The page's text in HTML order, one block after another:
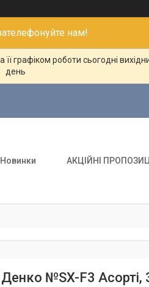
нам!
графіком роботи сьогодні
день
Новинки АКЦІЙНІ
Денко №SX-F3